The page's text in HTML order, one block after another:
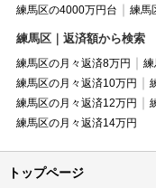
練馬区の4000万円台
練馬
練馬区｜返済額から検索
練馬区の月々返済8万円
練馬区の月々返済10万円
練馬区の月々返済12万円
練馬区の月々返済14万円
トップページ